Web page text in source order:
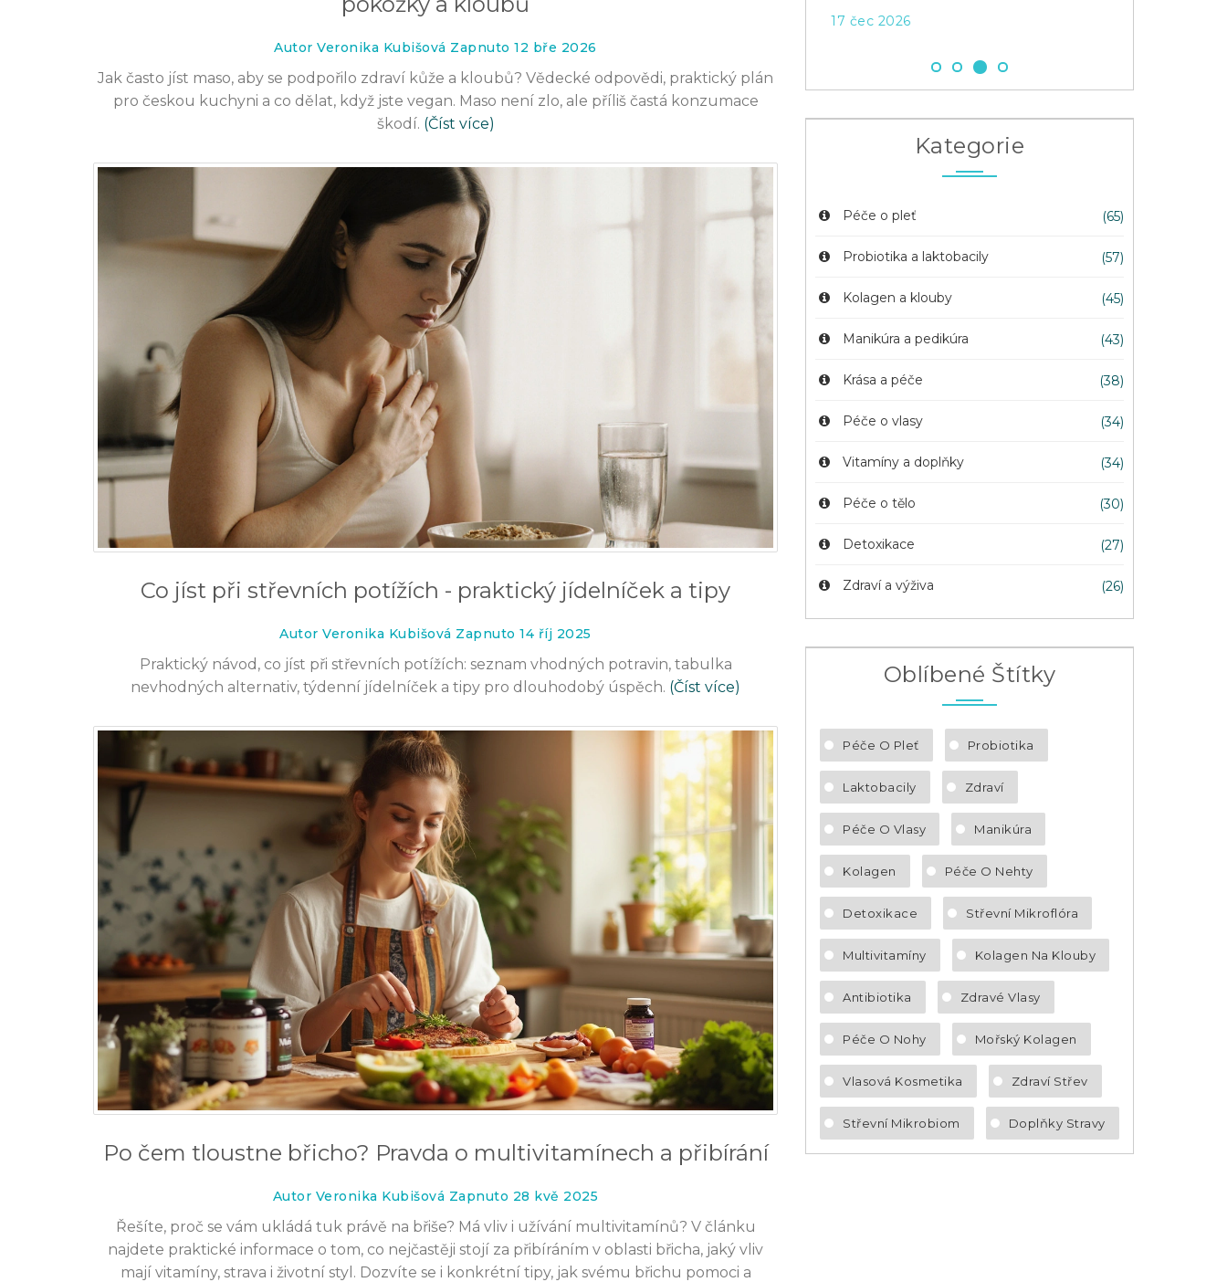
Autor Veronika Kubišová Zapnuto 12 bře 2026
Jak často jíst maso, aby se podpořilo zdraví kůže a kloubů? Vědecké odpovědi, praktický plán
pro českou kuchyni a co dělat, když jste vegan. Maso není zlo, ale příliš častá konzumace
škodí. (Číst více)
Co jíst při střevních potížích - praktický jídelníček a tipy
Autor Veronika Kubišová Zapnuto 14 říj 2025
Praktický návod, co jíst při střevních potížích: seznam vhodných potravin, tabulka
nevhodných alternativ, týdenní jídelníček a tipy pro dlouhodobý úspěch. (Číst více)
Po čem tloustne břicho? Pravda o multivitamínech a přibírání
Autor Veronika Kubišová Zapnuto 28 kvě 2025
Řešíte, proč se vám ukládá tuk právě na břiše? Má vliv i užívání multivitamínů? V článku
najdete praktické informace o tom, co nejčastěji stojí za přibíráním v oblasti břicha, jaký vliv
mají vitamíny, strava i životní styl. Dozvíte se i konkrétní tipy, jak svému břichu pomoci a
17 čec 2026
Kategorie
Péče o pleť (65)
Probiotika a laktobacily (57)
Kolagen a klouby (45)
Manikúra a pedikúra (43)
Krása a péče (38)
Péče o vlasy (34)
Vitamíny a doplňky (34)
Péče o tělo (30)
Detoxikace (27)
Zdraví a výživa (26)
Oblíbené Štítky
Péče O Pleť Probiotika
Laktobacily Zdraví
Péče O Vlasy Manikúra
Kolagen Péče O Nehty
Detoxikace Střevní Mikroflóra
Multivitamíny Kolagen Na Klouby
Antibiotika Zdravé Vlasy
Péče O Nohy Mořský Kolagen
Vlasová Kosmetika Zdraví Střev
Střevní Mikrobiom Doplňky Stravy